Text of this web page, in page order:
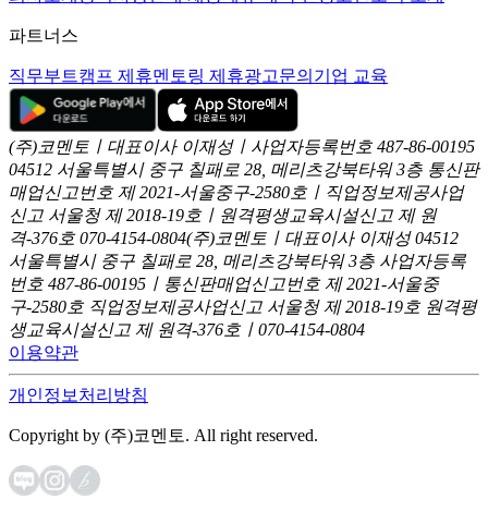
파트너스
직무부트캠프 제휴멘토링 제휴광고문의 기업 교육
(주)코멘토ㅣ대표이사 이재성ㅣ사업자등록번호 487-86-00195
04512 서울특별시 중구 칠패로 28, 메리츠강북타워 3층 통신판
매업신고번호 제 2021-서울중구-2580호ㅣ직업정보제공사업
신고 서울청 제 2018-19호ㅣ원격평생교육시설신고 제 원
격-376호 070-4154-0804(주)코멘토ㅣ대표이사 이재성 04512
서울특별시 중구 칠패로 28, 메리츠강북타워 3층 사업자등록
번호 487-86-00195ㅣ통신판매업신고번호 제 2021-서울중
구-2580호 직업정보제공사업신고 서울청 제 2018-19호 원격평
생교육시설신고 제 원격-376호ㅣ070-4154-0804
이용약관
개인정보처리방침
Copyright by (주)코멘토. All right reserved.